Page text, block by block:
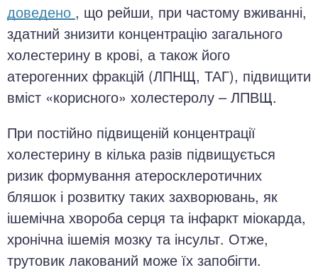
доведено , що рейши, при частому вживанні,
здатний знизити концентрацію загального
холестерину в крові, а також його
атерогенних фракцій (ЛПНЩ, ТАГ), підвищити
вміст «корисного» холестеролу – ЛПВЩ.
При постійно підвищеній концентрації
холестерину в кілька разів підвищується
ризик формування атеросклеротичних
бляшок і розвитку таких захворювань, як
ішемічна хвороба серця та інфаркт міокарда,
хронічна ішемія мозку та інсульт. Отже,
трутовик лакований може їх запобігти.